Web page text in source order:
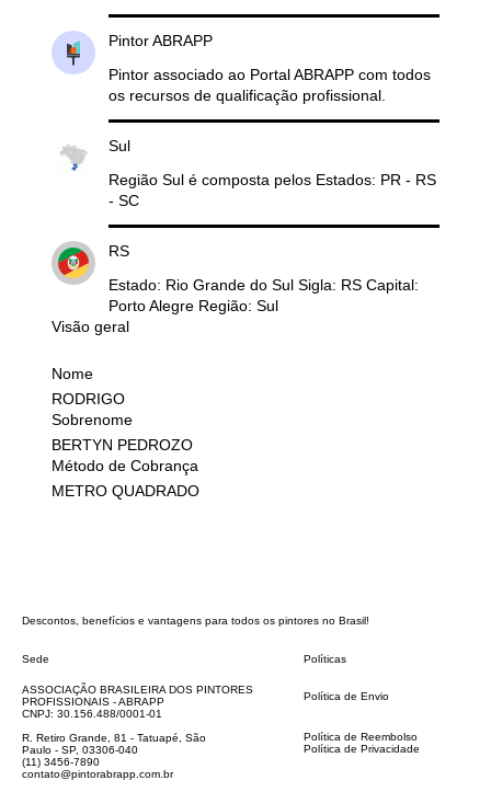
Pintor ABRAPP
Pintor associado ao Portal ABRAPP com todos
os recursos de qualificação profissional.
Sul
Região Sul é composta pelos Estados: PR - RS
- SC
RS
Estado: Rio Grande do Sul Sigla: RS Capital:
Porto Alegre Região: Sul
Visão geral
Nome
RODRIGO
Sobrenome
BERTYN PEDROZO
Método de Cobrança
METRO QUADRADO
Descontos, benefícios e vantagens para todos os pintores no Brasil!
Sede
ASSOCIAÇÃO BRASILEIRA DOS PINTORES
PROFISSIONAIS - ABRAPP
CNPJ: 30.156.488/0001-01
R. Retiro Grande, 81 - Tatuapé, São
Paulo - SP, 03306-040
(11) 3456-7890
contato@pintorabrapp.com.br
Políticas
Política de Envio
Política de Reembolso
Política de Privacidade